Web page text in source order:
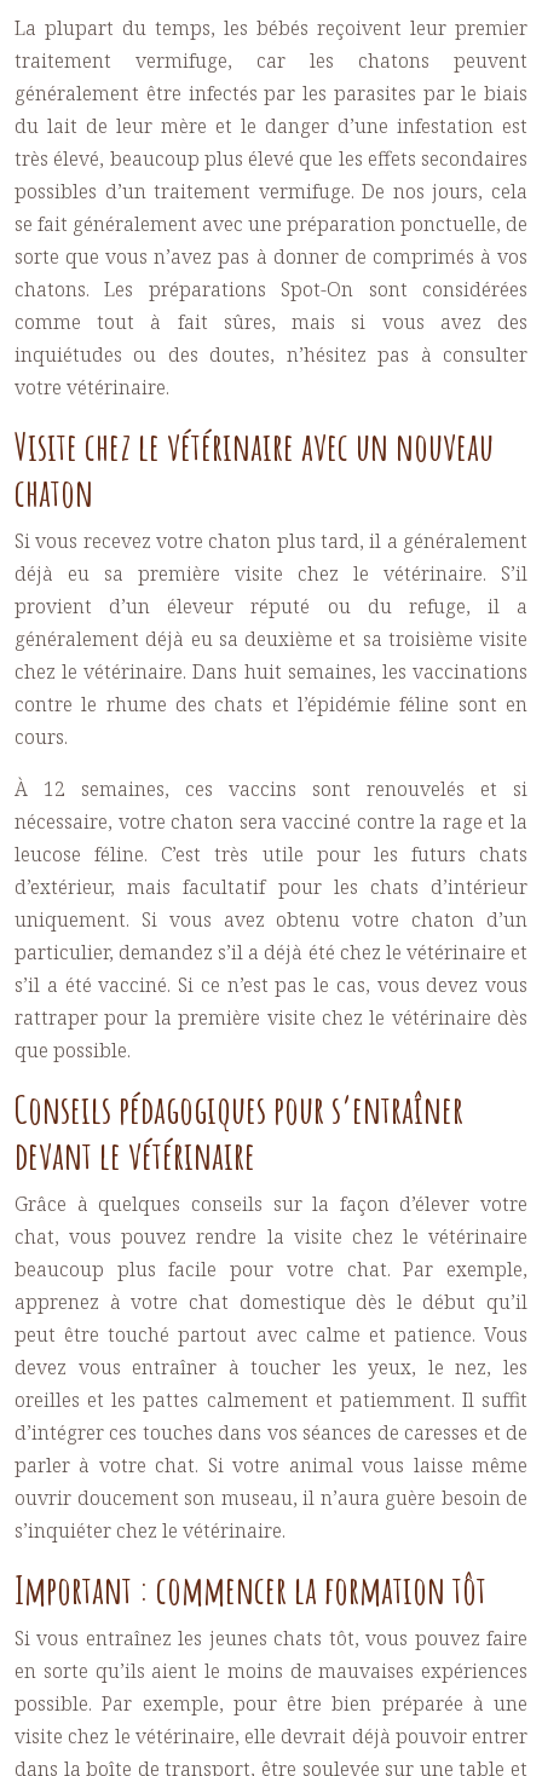
La plupart du temps, les bébés reçoivent leur premier
traitement vermifuge, car les chatons peuvent
généralement être infectés par les parasites par le biais
du lait de leur mère et le danger d’une infestation est
très élevé, beaucoup plus élevé que les effets secondaires
possibles d’un traitement vermifuge. De nos jours, cela
se fait généralement avec une préparation ponctuelle, de
sorte que vous n’avez pas à donner de comprimés à vos
chatons. Les préparations Spot-On sont considérées
comme tout à fait sûres, mais si vous avez des
inquiétudes ou des doutes, n’hésitez pas à consulter
votre vétérinaire.
Visite chez le vétérinaire avec un nouveau
chaton
Si vous recevez votre chaton plus tard, il a généralement
déjà eu sa première visite chez le vétérinaire. S’il
provient d’un éleveur réputé ou du refuge, il a
généralement déjà eu sa deuxième et sa troisième visite
chez le vétérinaire. Dans huit semaines, les vaccinations
contre le rhume des chats et l’épidémie féline sont en
cours.
À 12 semaines, ces vaccins sont renouvelés et si
nécessaire, votre chaton sera vacciné contre la rage et la
leucose féline. C’est très utile pour les futurs chats
d’extérieur, mais facultatif pour les chats d’intérieur
uniquement. Si vous avez obtenu votre chaton d’un
particulier, demandez s’il a déjà été chez le vétérinaire et
s’il a été vacciné. Si ce n’est pas le cas, vous devez vous
rattraper pour la première visite chez le vétérinaire dès
que possible.
Conseils pédagogiques pour s’entraîner
devant le vétérinaire
Grâce à quelques conseils sur la façon d’élever votre
chat, vous pouvez rendre la visite chez le vétérinaire
beaucoup plus facile pour votre chat. Par exemple,
apprenez à votre chat domestique dès le début qu’il
peut être touché partout avec calme et patience. Vous
devez vous entraîner à toucher les yeux, le nez, les
oreilles et les pattes calmement et patiemment. Il suffit
d’intégrer ces touches dans vos séances de caresses et de
parler à votre chat. Si votre animal vous laisse même
ouvrir doucement son museau, il n’aura guère besoin de
s’inquiéter chez le vétérinaire.
Important : commencer la formation tôt
Si vous entraînez les jeunes chats tôt, vous pouvez faire
en sorte qu’ils aient le moins de mauvaises expériences
possible. Par exemple, pour être bien préparée à une
visite chez le vétérinaire, elle devrait déjà pouvoir entrer
dans la boîte de transport, être soulevée sur une table et